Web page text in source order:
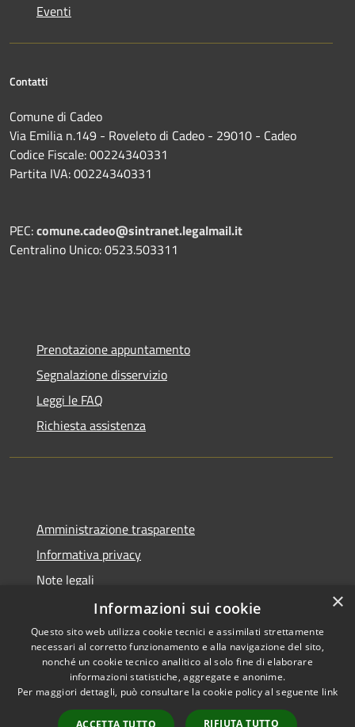
Eventi
Contatti
Comune di Cadeo
Via Emilia n.149 - Roveleto di Cadeo - 29010 - Cadeo
Codice Fiscale: 00224340331
Partita IVA: 00224340331
PEC:comune.cadeo@sintranet.legalmail.it
Centralino Unico: 0523.503311
Prenotazione appuntamento
Segnalazione disservizio
Leggi le FAQ
Richiesta assistenza
Amministrazione trasparente
Informativa privacy
Note legali
Dichiarazione di accessibilità
RSS
Accessibilità
Copyright © 2026 • Comune di
Municipium• Accesso
×
Informazioni sui cookie
Questo sito web utilizza cookie tecnici e assimilati strettamente
necessari al corretto funzionamento e alla navigazione del sito,
nonché un cookie tecnico analitico al solo fine di elaborare
informazioni statistiche, aggregate e anonime.
Per maggiori dettagli, può consultare la cookie policy al seguente link
ACCETTA TUTTO RIFIUTA TUTTO